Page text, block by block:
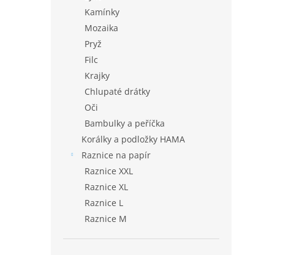
Kamínky
Mozaika
Pryž
Filc
Krajky
Chlupaté drátky
Oči
Bambulky a peříčka
Korálky a podložky HAMA
Raznice na papír
Raznice XXL
Raznice XL
Raznice L
Raznice M